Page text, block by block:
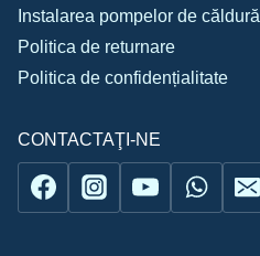
Instalarea pompelor de căldură
Politica de returnare
Politica de confidențialitate
CONTACTAŢI-NE